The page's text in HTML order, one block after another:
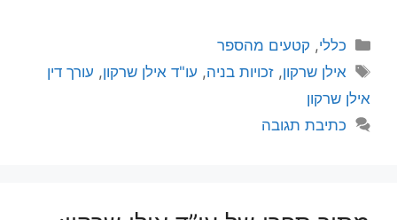
קטגוריות
כללי, קטעים מהספר
תגיות
אילן שרקון,זכויות בניה, עו"ד אילן שרקון, עורך דין
אילן שרקון
כתיבת תגובה